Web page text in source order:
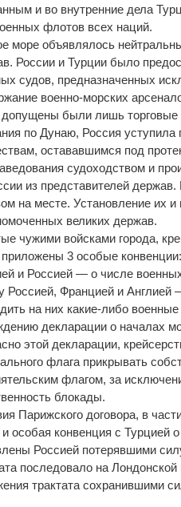
и во внутренние дела
флотов всех наций.
море объявлялось
России и Турции было
судов, предназначенных
военно-морских
были лишь торговые
по Дунаю, Россия
остававшимся под
судоходством и
из представителей
на месте. Установление их
великих держав.
чужими войсками города,
3 особые
и Россией — о числе
Россией, Францией и Англией
на них какие-либо
декларации о началах
этой декларации,
флага прикрывать
флагом, за
блокады.
Парижского договора, в
особая конвенция с Турцией
Россией потерявшими
последовало на
трактата сохранившими